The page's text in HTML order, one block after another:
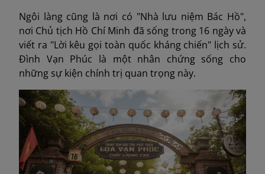
Ngôi làng cũng là nơi có "Nhà lưu niệm Bác Hồ",
nơi Chủ tịch Hồ Chí Minh đã sống trong 16 ngày và
viết ra "Lời kêu gọi toàn quốc kháng chiến" lịch sử.
Đình Vạn Phúc là một nhân chứng sống cho
những sự kiện chính trị quan trọng này.